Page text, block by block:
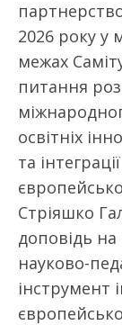
2026 року у
межах
питання
освітніх
та
Стріяшко
доповідь на
науково-
інструмент